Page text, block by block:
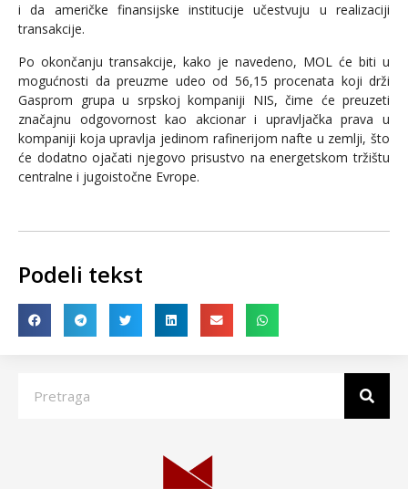
i da američke finansijske institucije učestvuju u realizaciji
transakcije.
Po okončanju transakcije, kako je navedeno, MOL će biti u
mogućnosti da preuzme udeo od 56,15 procenata koji drži
Gasprom grupa u srpskoj kompaniji NIS, čime će preuzeti
značajnu odgovornost kao akcionar i upravljačka prava u
kompaniji koja upravlja jedinom rafinerijom nafte u zemlji, što
će dodatno ojačati njegovo prisustvo na energetskom tržištu
centralne i jugoistočne Evrope.
Podeli tekst